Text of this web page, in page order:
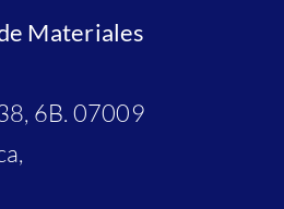
Materiales
6B. 07009